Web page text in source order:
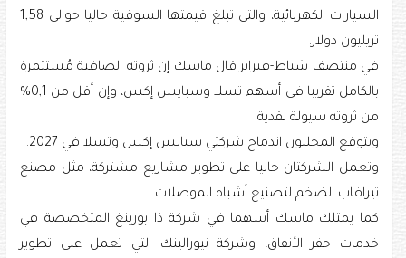
السيارات الكهربائية، والتي تبلغ قيمتها السوقية حاليا حوالي 1,58
تريليون دولار.
في منتصف شباط-فبراير قال ماسك إن ثروته الصافية مُستثمرة
بالكامل تقريبا في أسهم تسلا وسبايس إكس، وإن أقل من 0,1%
من ثروته سيولة نقدية.
ويتوقع المحللون اندماج شركتي سبايس إكس وتسلا في 2027.
وتعمل الشركتان حاليا على تطوير مشاريع مشتركة، مثل مصنع
تيرافاب الضخم لتصنيع أشباه الموصلات.
كما يمتلك ماسك أسهما في شركة ذا بورينغ المتخصصة في
خدمات حفر الأنفاق، وشركة نيورالينك التي تعمل على تطوير